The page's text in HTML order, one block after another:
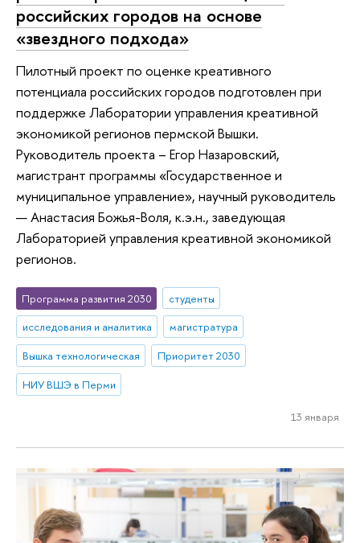
российских городов на основе
«звездного подхода»
Пилотный проект по оценке креативного
потенциала российских городов подготовлен при
поддержке Лаборатории управления креативной
экономикой регионов пермской Вышки.
Руководитель проекта – Егор Назаровский,
магистрант программы «Государственное и
муниципальное управление», научный руководитель
— Анастасия Божья-Воля, к.э.н., заведующая
Лабораторией управления креативной экономикой
регионов.
Программа развития 2030
студенты
исследования и аналитика
магистратура
Вышка технологическая
Приоритет 2030
НИУ ВШЭ в Перми
13 января